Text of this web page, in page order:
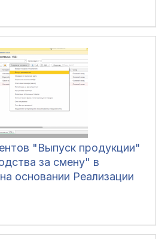
КА 2.4, КА 1.1, ERP 2.5,
"Выпуск продукции"
за смену" в
основании Реализации